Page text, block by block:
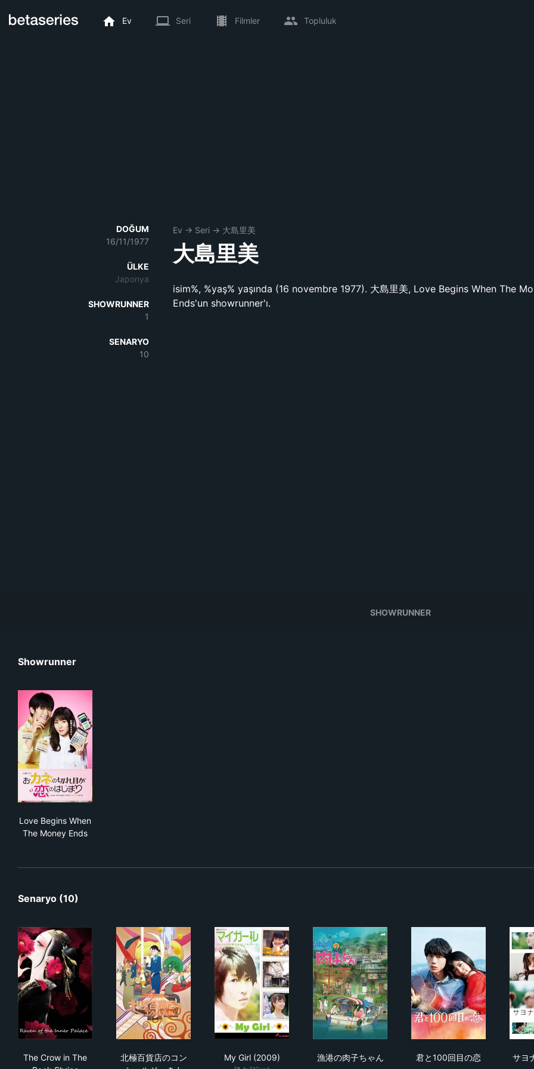
Ev Seri Filmler Topluluk
DOĞUM
16/11/1977
ÜLKE
Japonya
SHOWRUNNER
1
SENARYO
10
Ev → Seri → 大島里美
大島里美
isim%, %yaş% yaşında (16 novembre 1977). 大島里美, Love Begins When The
Ends'un showrunner'ı.
SHOWRUNNER
Showrunner
Love Begins When
The Money Ends
Senaryo (10)
The Crow in The
北極百貨店のコン
My Girl (2009)
漁港の肉子ちゃん
君と100回目の恋
サヨ